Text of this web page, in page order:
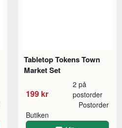
Tabletop Tokens Town
Market Set
199 kr
2 på
postorder
Butiken
Postorder